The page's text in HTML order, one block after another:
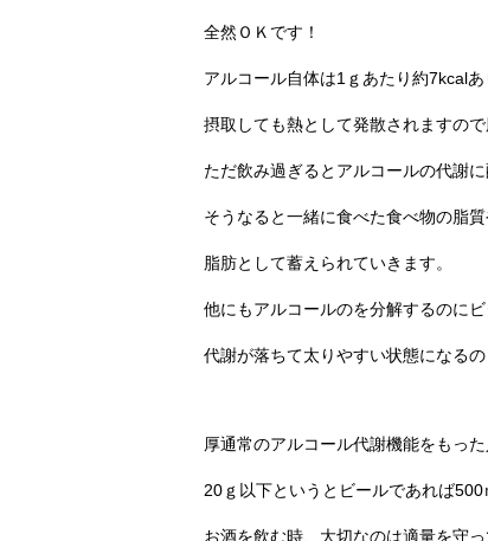
全然ＯＫです！
アルコール自体は1ｇあたり約7kcalあ
摂取しても熱として発散されますの
ただ飲み過ぎるとアルコールの代謝
そうなると一緒に食べた食べ物の脂
脂肪として蓄えられていきます。
他にもアルコールのを分解するのに
代謝が落ちて太りやすい状態になるの
厚通常のアルコール代謝機能をもっ
20ｇ以下というとビールであれば500
お酒を飲む時、大切なのは適量を守っ